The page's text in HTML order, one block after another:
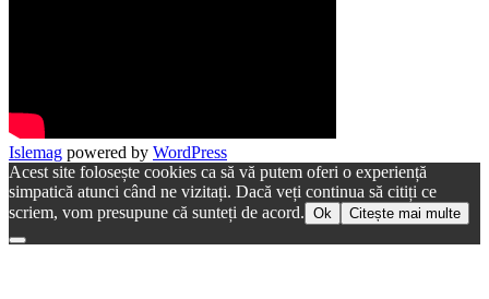
Islemag powered by WordPress
Acest site folosește cookies ca să vă putem oferi o experiență
simpatică atunci când ne vizitați. Dacă veți continua să citiți ce
scriem, vom presupune că sunteți de acord. Ok Citește mai multe